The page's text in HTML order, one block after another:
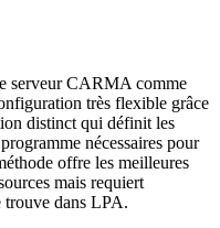
serveur CARMA comme
très flexible grâce
distinct qui définit les
nécessaires pour
offre les meilleures
mais requiert
trouve dans LPA.